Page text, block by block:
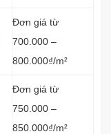
Đơn giá từ
700.000 –
800.000₫/m²
Đơn giá từ
750.000 –
850.000₫/m²